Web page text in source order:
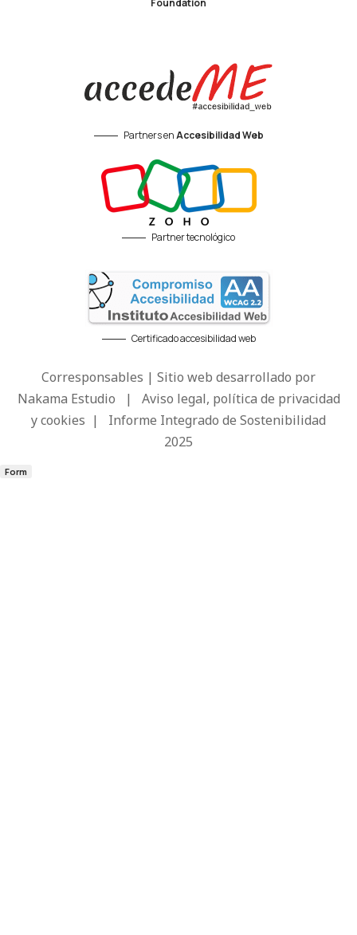
Foundation
Partners enAccesibilidad Web
Partner tecnológico
Certificado accesibilidad web
Corresponsables | Sitio web desarrollado por
Nakama Estudio | Aviso legal, política de privacidad
y cookies | Informe Integrado de Sostenibilidad
2025
Form